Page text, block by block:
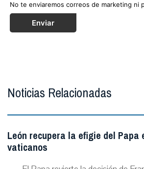
No te enviaremos correos de marketing ni
Enviar
Noticias Relacionadas
León recupera la efigie del Papa
vaticanos